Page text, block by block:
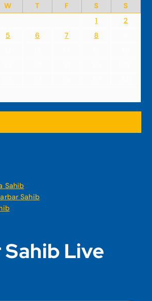
W T F S
S
1
2
5 6 7 8
Sahib
Sahib
Live